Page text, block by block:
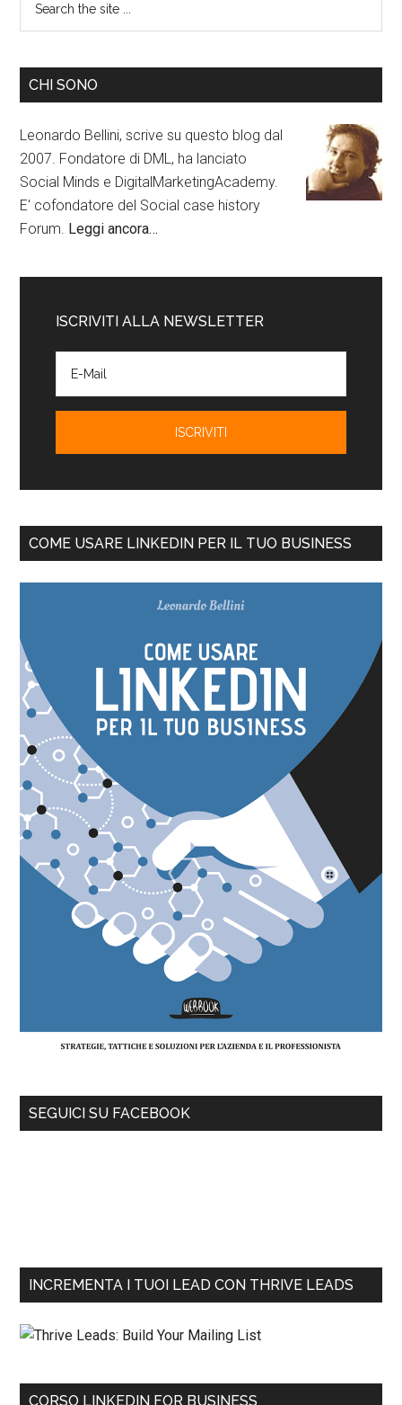
CHI SONO
Leonardo Bellini, scrive su questo blog dal
2007. Fondatore di DML, ha lanciato
Social Minds e DigitalMarketingAcademy.
E' cofondatore del Social case history
Forum. Leggi ancora…
ISCRIVITI ALLA NEWSLETTER
COME USARE LINKEDIN PER IL TUO BUSINESS
SEGUICI SU FACEBOOK
INCREMENTA I TUOI LEAD CON THRIVE LEADS
CORSO LINKEDIN FOR BUSINESS